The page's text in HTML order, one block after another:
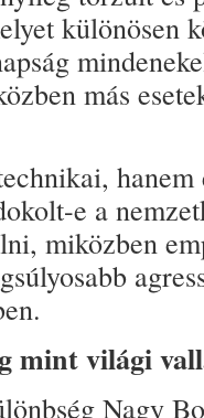
különösen
más
e a
miközben
mint világi
Nagy